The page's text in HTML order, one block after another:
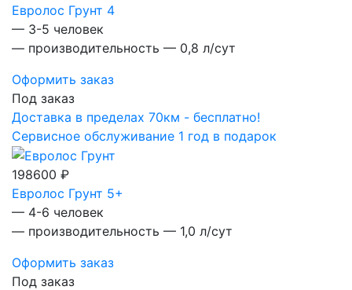
Евролос Грунт 4
— 3-5 человек
— производительность — 0,8 л/сут
Оформить заказ
Под заказ
Доставка в пределах 70км - бесплатно!
Сервисное обслуживание 1 год в подарок
198600 ₽
Евролос Грунт 5+
— 4-6 человек
— производительность — 1,0 л/сут
Оформить заказ
Под заказ